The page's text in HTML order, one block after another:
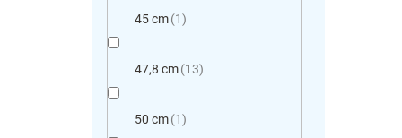
45 cm 1
47,8 cm 13
50 cm 1